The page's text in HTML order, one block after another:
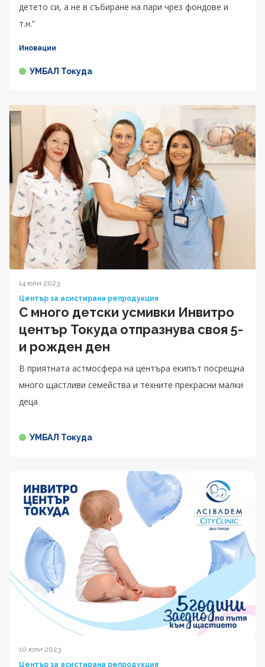
детето си, а не в събиране на пари чрез фондове и
т.н.“
Иновации
УМБАЛ Токуда
14 юли 2023
Център за асистирана репродукция
С много детски усмивки Инвитро
център Токуда отпразнува своя 5-
и рожден ден
В приятната астмосфера на центъра екипът посрещна
много щастливи семейства и техните прекрасни малки
деца
УМБАЛ Токуда
10 юли 2023
Център за асистирана репродукция